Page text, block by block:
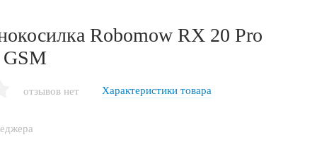
Robomow RX 20 Pro
отзывов нет Характеристики товара